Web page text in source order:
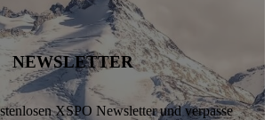
NEWSLETTER
XSPO Newsletter und verpasse